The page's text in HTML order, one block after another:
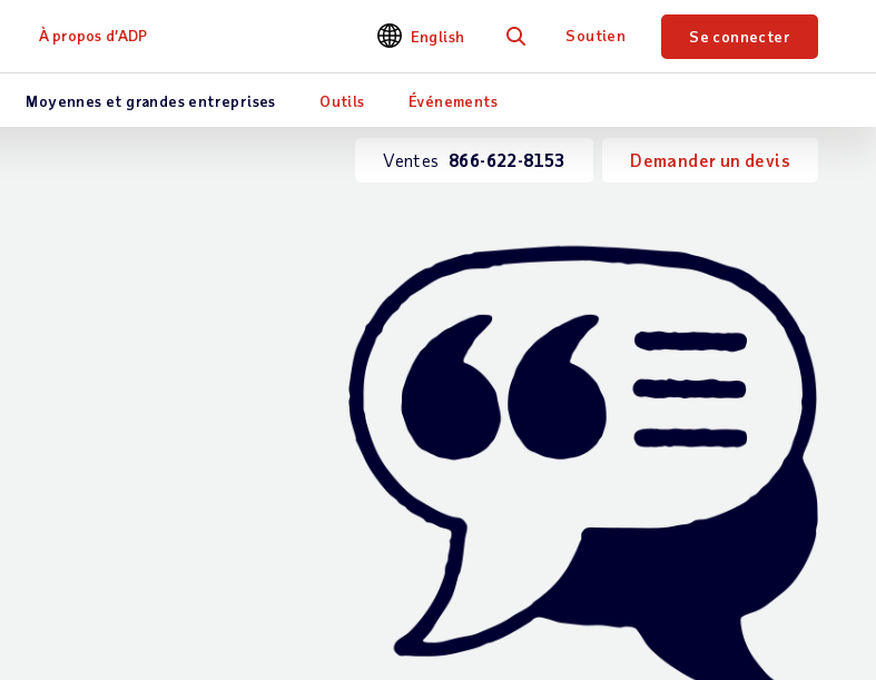
À propos d’ADP English Soutien Se connecter
Moyennes et grandes entreprises Outils Événements
Ventes 866-622-8153 Demander un devis